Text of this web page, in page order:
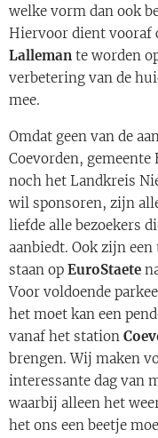
welke vorm dan ook
Hiervoor dient vooraf
Lalleman te worden
verbetering van de
mee.
Omdat geen van de
Coevorden,
noch het Landkreis
wil sponsoren, zijn
liefde alle bezoekers
aanbiedt. Ook zijn
staan op EuroStaete
Voor voldoende
het moet kan een
vanaf het station
brengen. Wij maken
interessante dag van
waarbij alleen het
het ons een beetje